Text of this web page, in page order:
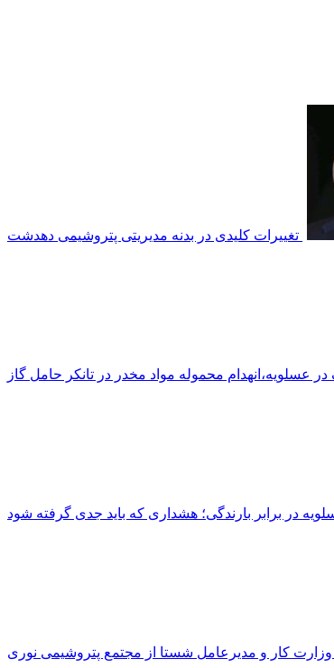
تغییرات کلیدی در بدنه مدیریتی پتروشیمی دهدشت
در برابر بارندگی؛ هشداری که باید جدی گرفته شود
کار و مدیرعامل شستا از مجتمع پتروشیمی نوری